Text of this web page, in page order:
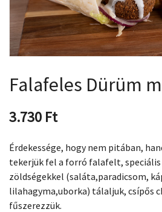
Falafeles Dürüm
3.730 Ft
Érdekessége, hogy nem pitában,
tekerjük fel a forró falafelt,
zöldségekkel (saláta,paradicsom,
lilahagyma,uborka) tálaljuk, csípős
fűszerezzük.